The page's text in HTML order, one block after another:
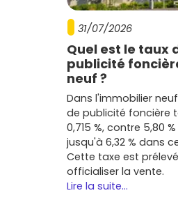
31/07/2026
Quel est le taux
publicité
neuf ?
Dans l'immobilier
de publicité foncière
0,715 %, contre 5,80
jusqu'à 6,32 % dans
Cette taxe est
officialiser la vente.
Lire la suite...